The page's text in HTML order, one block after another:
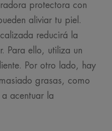
protectora con
aliviar tu piel.
reducirá la
Para ello, utiliza un
Por otro lado, hay
grasas, como
acentuar la